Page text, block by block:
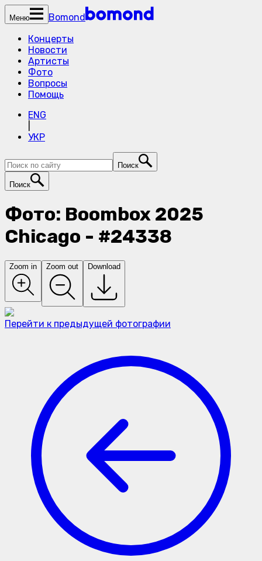
Меню
Bomond
Концерты
Новости
Артисты
Фото
Вопросы
Помощь
ENG
УКР
Поиск
Поиск
Фото: Boombox 2025
Chicago - #24338
Zoom in Zoom out Download
Перейти к предыдущей фотографии